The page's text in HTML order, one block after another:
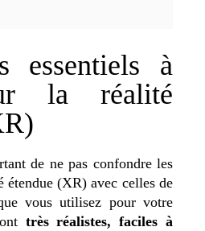
essentiels à
la réalité
de ne pas confondre les
étendue (XR) avec celles de
vous utilisez pour votre
très réalistes, faciles à